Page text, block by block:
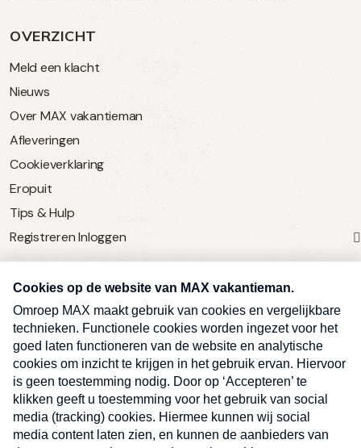
OVERZICHT
Meld een klacht
Nieuws
Over MAX vakantieman
Afleveringen
Cookieverklaring
Eropuit
Tips & Hulp
Registreren Inloggen
SERVICE
Over Omroep MAX
MAX Vandaag
MAX Meldpunt
Pers
Contact
Algemene voorwaarden